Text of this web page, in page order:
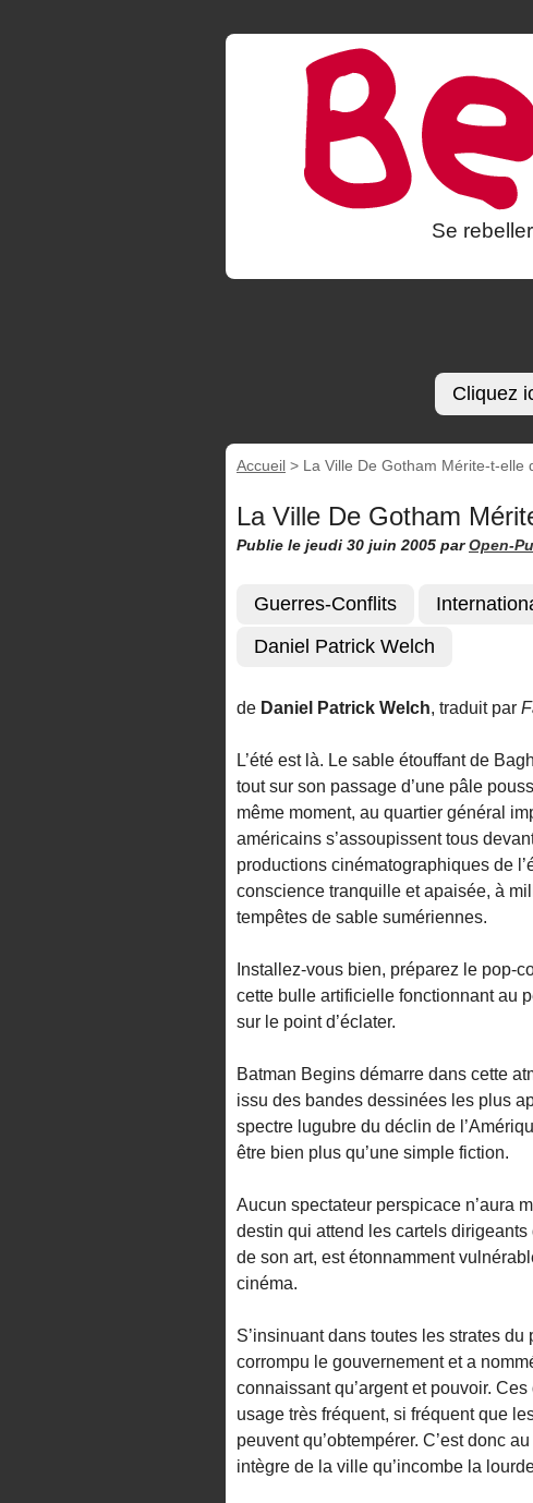
Se
Cliquez
Accueil > La Ville De Gotham Mérite-t-elle
La Ville De Gotham
Publie le jeudi 30 juin 2005 parOpen-
Guerres-Conflits
Daniel Patrick Welch
de Daniel Patrick Welch, traduit par
L’été est là. Le sable étouffant de
tout sur son passage d’une pâle
même moment, au quartier général
américains s’assoupissent tous
productions cinématographiques de
conscience tranquille et apaisée, à
tempêtes de sable sumériennes.
Installez-vous bien, préparez le pop-
cette bulle artificielle fonctionnant au
sur le point d’éclater.
Batman Begins démarre dans cette
issu des bandes dessinées les plus
spectre lugubre du déclin de
être bien plus qu’une simple fiction.
Aucun spectateur perspicace n’aura
destin qui attend les cartels
de son art, est étonnamment
cinéma.
S’insinuant dans toutes les strates
corrompu le gouvernement et a
connaissant qu’argent et pouvoir.
usage très fréquent, si fréquent que
peuvent qu’obtempérer. C’est donc
intègre de la ville qu’incombe la